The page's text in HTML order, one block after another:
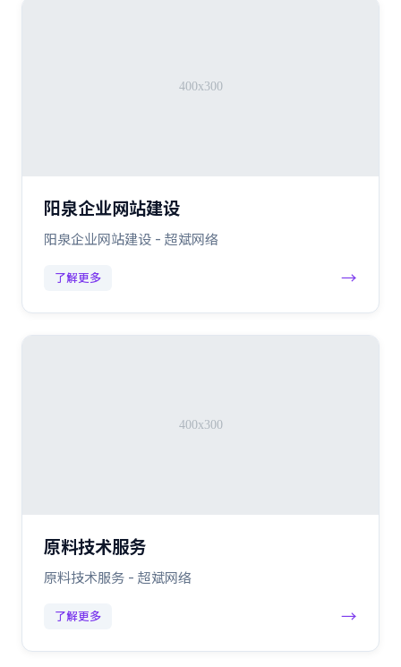
阳泉企业网站建设
阳泉企业网站建设 - 超斌网络
了解更多 →
原料技术服务
原料技术服务 - 超斌网络
了解更多 →